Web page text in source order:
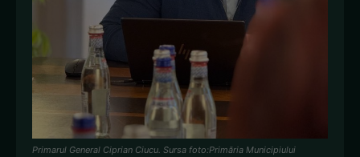
Primarul General Ciprian Ciucu. Sursa foto:Primăria Municipiului